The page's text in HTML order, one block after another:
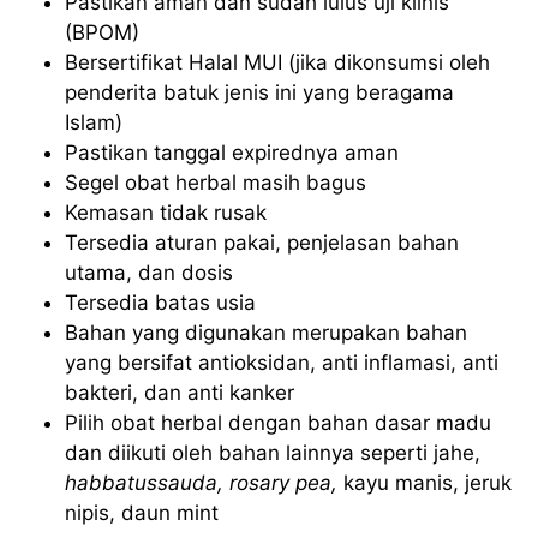
(BPOM)
Bersertifikat Halal MUI (jika dikonsumsi oleh
penderita batuk jenis ini yang beragama
Islam)
Pastikan tanggal expirednya aman
Segel obat herbal masih bagus
Kemasan tidak rusak
Tersedia aturan pakai, penjelasan bahan
utama, dan dosis
Tersedia batas usia
Bahan yang digunakan merupakan bahan
yang bersifat antioksidan, anti inflamasi, anti
bakteri, dan anti kanker
Pilih obat herbal dengan bahan dasar madu
dan diikuti oleh bahan lainnya seperti jahe,
habbatussauda, rosary pea, kayu manis, jeruk
nipis, daun mint